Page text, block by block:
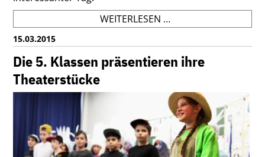
WEITERLESEN …EIN
INTERVIEW
MIT
DEM
GESCHÄFTSFÜHRER
AMG
15.03.2015
Die 5. Klassen präsentieren ihre
Theaterstücke